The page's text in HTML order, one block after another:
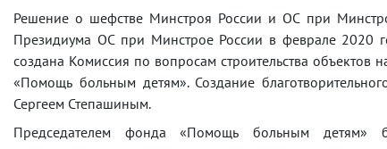
Решение о шефстве Минстроя России и ОС при
Президиума ОС при Минстрое России в феврале 2020
создана Комиссия по вопросам строительства
«Помощь больным детям». Создание
Сергеем Степашиным.
Председателем фонда «Помощь больным детям»